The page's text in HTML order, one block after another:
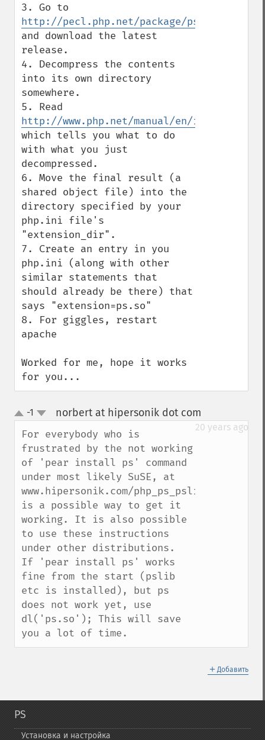
http://pecl.php.net/package/ps
and download the latest
release.
4. Decompress the contents
into its own directory
somewhere.
http://www.php.net/manual/en/
which tells you what to do
with what you just
decompressed.
6. Move the final result (a
shared object file) into the
directory specified by your
php.ini file's
"extension_dir".
7. Create an entry in you
php.ini (along with other
similar statements that
should already be there) that
says "extension=ps.so"
8. For giggles, restart
apache
Worked for me, hope it works
for you...
up
down
-1 norbert at hipersonik dot com
20 years ago
For everybody who is
frustrated by the not working
of 'pear install ps' command
under most likely SuSE, at
www.hipersonik.com/php_ps_pslib.html
is a possible way to get it
working. It is also possible
to use these instructions
under other distributions.
If 'pear install ps' works
fine from the start (pslib
etc is installed), but ps
does not work yet, use
dl('ps.so'); This will save
you a lot of time.
＋ Добавить
PS
Установка и настройка